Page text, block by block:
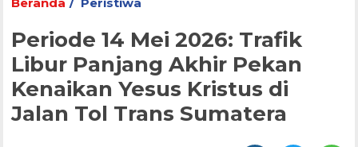
Beranda Peristiwa
Periode 14 Mei 2026: Trafik
Libur Panjang Akhir Pekan
Kenaikan Yesus Kristus di
Jalan Tol Trans Sumatera